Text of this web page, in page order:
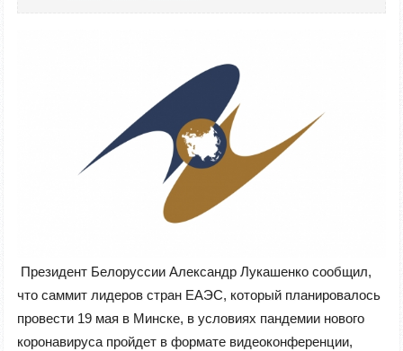
Президент Белоруссии Александр Лукашенко сообщил,
что саммит лидеров стран ЕАЭС, который планировалось
провести 19 мая в Минске, в условиях пандемии нового
коронавируса пройдет в формате видеоконференции,